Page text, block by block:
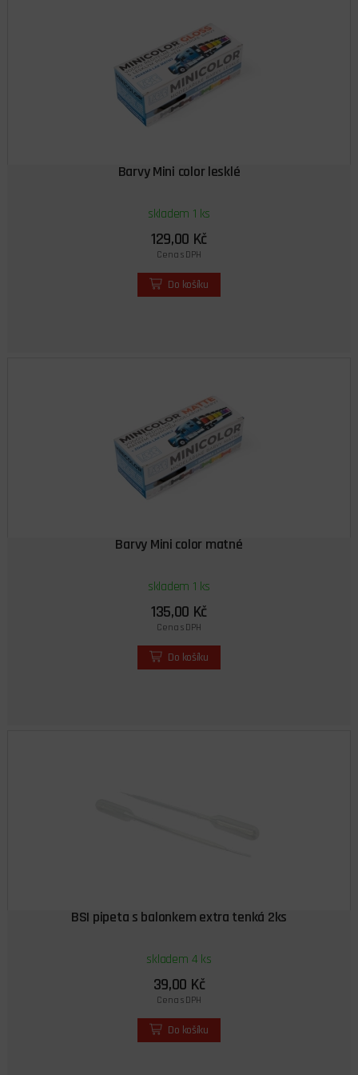
Barvy Mini color lesklé
skladem 1 ks
129,00 Kč
Cena s DPH
Do košíku
Barvy Mini color matné
skladem 1 ks
135,00 Kč
Cena s DPH
Do košíku
BSI pipeta s balonkem extra tenká 2ks
skladem 4 ks
39,00 Kč
Cena s DPH
Do košíku